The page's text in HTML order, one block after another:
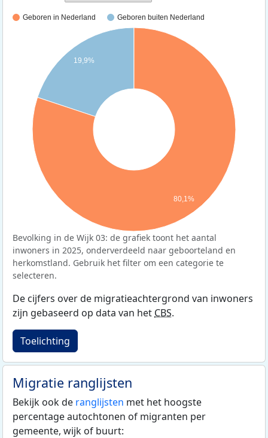
Geboren in Nederland Geboren buiten Nederland
19,9%
80,1%
Bevolking in de Wijk 03: de grafiek toont het aantal
inwoners in 2025, onderverdeeld naar geboorteland en
herkomstland. Gebruik het filter om een categorie te
selecteren.
De cijfers over de migratieachtergrond van inwoners
zijn gebaseerd op data van het CBS.
Toelichting
Migratie ranglijsten
Bekijk ook de ranglijsten met het hoogste
percentage autochtonen of migranten per
gemeente, wijk of buurt: